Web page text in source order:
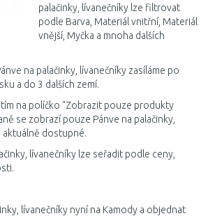
palačinky, lívanečníky lze filtrovat
podle Barva, Materiál vnitřní, Materiál
vnější, Myčka a mnoha dalších
na palačinky, lívanečníky zasíláme po
a do 3 dalších zemí.
na políčko "Zobrazit pouze produkty
se zobrazí pouze Pánve na palačinky,
aktuálně dostupné.
lívanečníky lze seřadit podle ceny,
lívanečníky nyní na Kamody a objednat